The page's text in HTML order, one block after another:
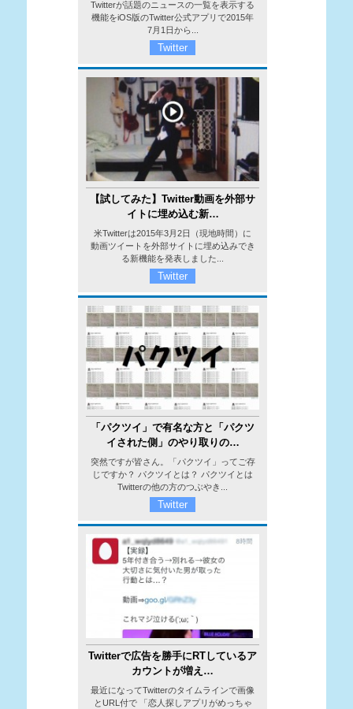
Twitterが話題のニュースの一覧を表示する
機能をiOS版のTwitter公式アプリで2015年
7月1日から...
Twitter
【試してみた】Twitter動画を外部サ
イトに埋め込む新…
米Twitterは2015年3月2日（現地時間）に
動画ツイートを外部サイトに埋め込みでき
る新機能を発表しました...
Twitter
「パクツイ」で有名な方と「パクツ
イされた側」のやり取りの…
突然ですが皆さん。「パクツイ」ってご存
じですか？ パクツイとは？ パクツイとは
Twitterの他の方のつぶやき...
Twitter
Twitterで広告を勝手にRTしているア
カウントが増え…
最近になってTwitterのタイムラインで画像
とURL付で 「恋人探しアプリがめっちゃ